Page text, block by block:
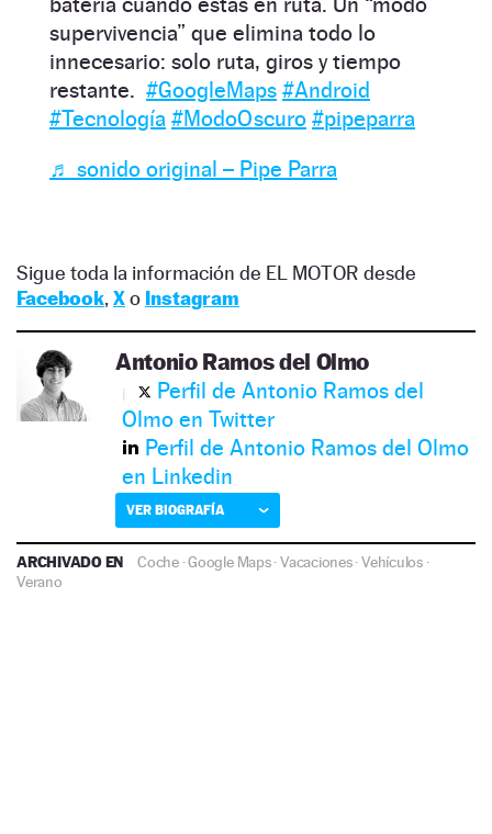
supervivencia” que elimina todo lo
innecesario: solo ruta, giros y tiempo
restante. #GoogleMaps #Android
#Tecnología #ModoOscuro #pipeparra
♬ sonido original – Pipe Parra
Sigue toda la información de EL MOTOR desde
Facebook, Xo Instagram
Antonio Ramos del Olmo
Perfil de Antonio Ramos del
Olmo en Twitter
Perfil de Antonio Ramos del Olmo
en Linkedin
VER BIOGRAFÍA
ARCHIVADO EN Coche·Google Maps·Vacaciones·Vehículos·
Verano